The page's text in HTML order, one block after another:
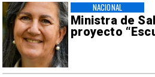
Ministra de
proyecto
NACIONAL